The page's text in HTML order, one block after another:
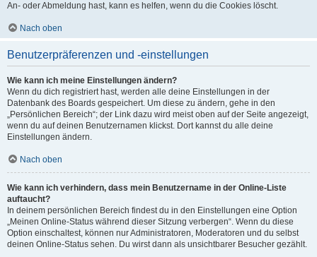
An- oder Abmeldung hast, kann es helfen, wenn du die Cookies löscht.
Nach oben
Benutzerpräferenzen und -einstellungen
Wie kann ich meine Einstellungen ändern?
Wenn du dich registriert hast, werden alle deine Einstellungen in der
Datenbank des Boards gespeichert. Um diese zu ändern, gehe in den
„Persönlichen Bereich“; der Link dazu wird meist oben auf der Seite angezeigt,
wenn du auf deinen Benutzernamen klickst. Dort kannst du alle deine
Einstellungen ändern.
Nach oben
Wie kann ich verhindern, dass mein Benutzername in der Online-Liste
auftaucht?
In deinem persönlichen Bereich findest du in den Einstellungen eine Option
„Meinen Online-Status während dieser Sitzung verbergen“. Wenn du diese
Option einschaltest, können nur Administratoren, Moderatoren und du selbst
deinen Online-Status sehen. Du wirst dann als unsichtbarer Besucher gezählt.